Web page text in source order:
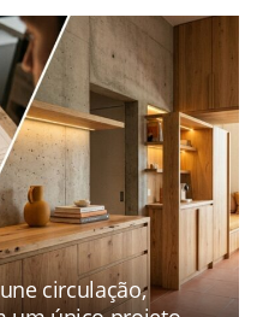
circulação,